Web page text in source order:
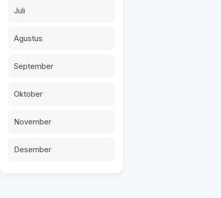
Juli
Agustus
September
Oktober
November
Desember